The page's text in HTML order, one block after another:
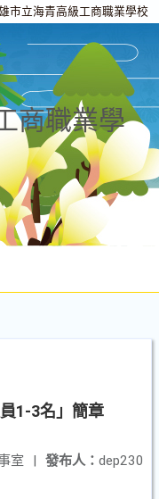
市立海青高級工商職業學校
商職業學
1-3名」簡章
發布人： dep230
室 |